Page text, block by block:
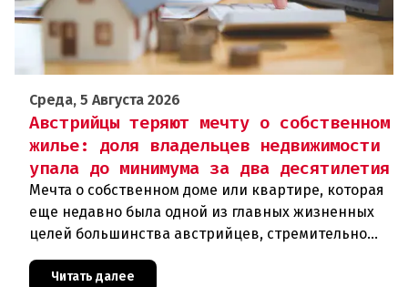
Среда, 5 Августа 2026
Австрийцы теряют мечту о собственном
жилье: доля владельцев недвижимости
упала до минимума за два десятилетия
Мечта о собственном доме или квартире, которая
еще недавно была одной из главных жизненных
целей большинства австрийцев, стремительно
теряет свою достижимость. Согласно анализу
Wiener Städtische Versi
Читать далее